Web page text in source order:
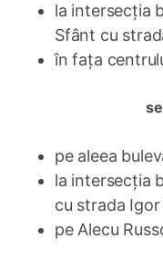
la intersecția
Sfânt cu
în fața
pe aleea
la intersecția
cu strada Igor
pe Alecu